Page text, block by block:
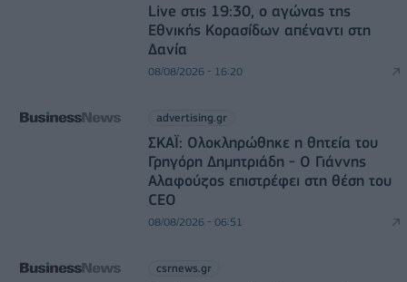
Live στις 19:30, ο αγώνας της
Εθνικής Κορασίδων απέναντι στη
Δανία
08/08/2026 - 16:20
advertising.gr
ΣΚΑΪ: Ολοκληρώθηκε η θητεία του
Γρηγόρη Δημητριάδη - Ο Γιάννης
Αλαφούζος επιστρέφει στη θέση του
CEO
08/08/2026 - 06:51
csrnews.gr